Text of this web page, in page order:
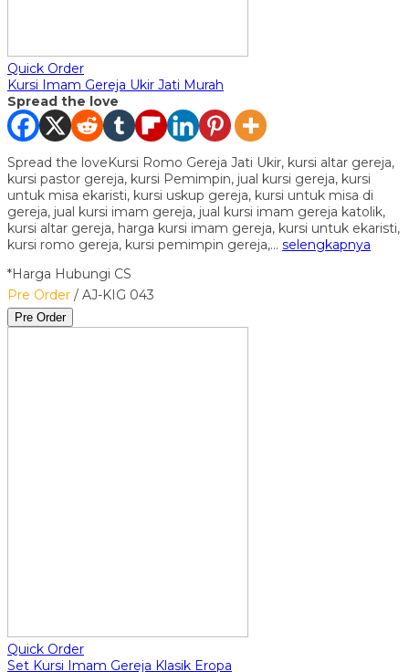
Quick Order
Kursi Imam Gereja Ukir Jati Murah
Spread the love
Spread the loveKursi Romo Gereja Jati Ukir, kursi altar gereja,
kursi pastor gereja, kursi Pemimpin, jual kursi gereja, kursi
untuk misa ekaristi, kursi uskup gereja, kursi untuk misa di
gereja, jual kursi imam gereja, jual kursi imam gereja katolik,
kursi altar gereja, harga kursi imam gereja, kursi untuk ekaristi,
kursi romo gereja, kursi pemimpin gereja,… selengkapnya
*Harga Hubungi CS
Pre Order / AJ-KIG 043
Pre Order
Quick Order
Set Kursi Imam Gereja Klasik Eropa